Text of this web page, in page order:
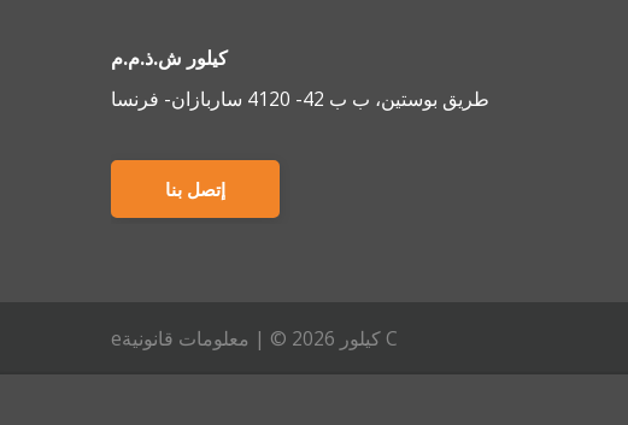
كيلور ش.ذ.م.م
طريق بوستين، ب ب 42- 4120 ساربازان- فرنسا
إتصل بنا
C كيلور 2026 © | معلومات قانونيةe